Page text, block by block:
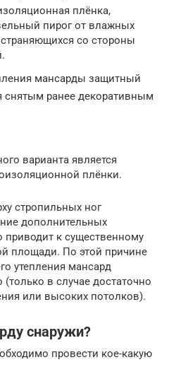
плёнка,
пирог от влажных
со стороны
мансарды защитный
снятым ранее декоративным
варианта является
плёнки.
стропильных ног
дополнительных
приводит к существенному
площади. По этой причине
утепления мансард
в случае достаточно
или высоких потолков).
снаружи?
провести кое-какую